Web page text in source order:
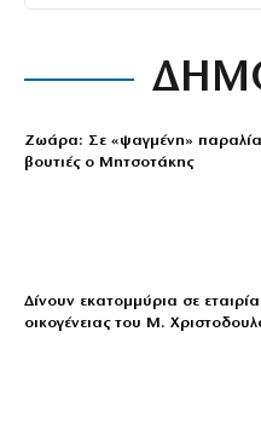
Ζωάρα: Σε «ψαγμένη» παραλία
βουτιές ο Μητσοτάκης
Δίνουν εκατομμύρια σε
οικογένειας του Μ.